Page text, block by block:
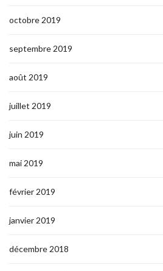
octobre 2019
septembre 2019
août 2019
juillet 2019
juin 2019
mai 2019
février 2019
janvier 2019
décembre 2018